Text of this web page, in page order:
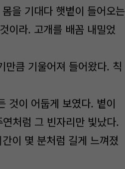
을 기대다 햇볕이 들어오는
이라. 고개를 배꼼 내밀었
만큼 기울어져 들어왔다. 칙
것이 어둡게 보였다. 볕이
처럼 그 빈자리만 빛났다.
이 몇 분처럼 길게 느껴졌